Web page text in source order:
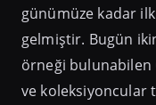
günümüze kadar
gelmiştir. Bugün
örneği bulunabilen
ve koleksiyoncular